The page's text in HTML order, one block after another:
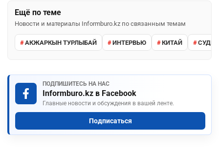
Ещё по теме
Новости и материалы Informburo.kz по связанным темам
АКЖАРКЫН ТУРЛЫБАЙ ИНТЕРВЬЮ КИТАЙ
ПОДПИШИТЕСЬ НА НАС
Informburo.kz в Facebook
Главные новости и обсуждения в вашей ленте.
Подписаться